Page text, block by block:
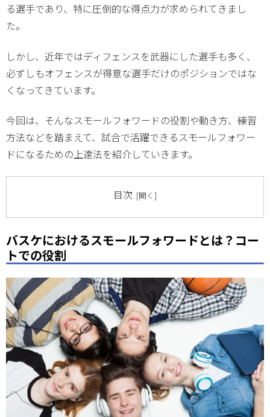
る選手であり、特に圧倒的な得点力が求められてきまし
た。
しかし、近年ではディフェンスを武器にした選手も多く、
必ずしもオフェンスが得意な選手だけのポジションではな
くなってきています。
今回は、そんなスモールフォワードの役割や動き方、練習
方法などを踏まえて、試合で活躍できるスモールフォワー
ドになるための上達法を紹介していきます。
目次
バスケにおけるスモールフォワードとは？コー
トでの役割